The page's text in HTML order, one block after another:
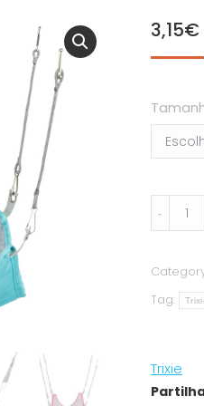
3,15€
Cama
quantity
Tag:
Trixie